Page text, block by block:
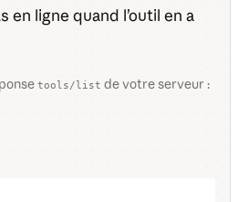
ligne quand l’outil en a
tools/list de votre serveur :